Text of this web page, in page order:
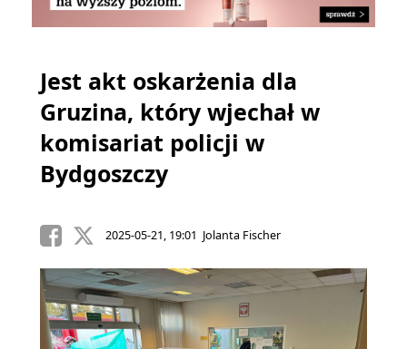
Jest akt oskarżenia dla
Gruzina, który wjechał w
komisariat policji w
Bydgoszczy
2025-05-21, 19:01 Jolanta Fischer